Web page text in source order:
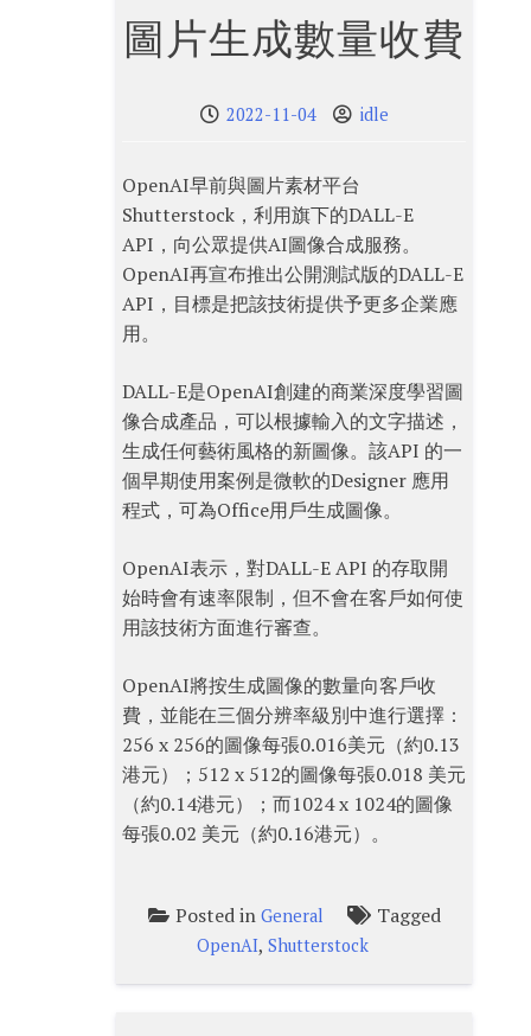
圖片生成數量收費
2022-11-04 idle
OpenAI早前與圖片素材平台
Shutterstock，利用旗下的DALL-E
API，向公眾提供AI圖像合成服務。
OpenAI再宣布推出公開測試版的DALL-E
API，目標是把該技術提供予更多企業應
用。
DALL-E是OpenAI創建的商業深度學習圖
像合成產品，可以根據輸入的文字描述，
生成任何藝術風格的新圖像。該API 的一
個早期使用案例是微軟的Designer 應用
程式，可為Office用戶生成圖像。
OpenAI表示，對DALL-E API 的存取開
始時會有速率限制，但不會在客戶如何使
用該技術方面進行審查。
OpenAI將按生成圖像的數量向客戶收
費，並能在三個分辨率級別中進行選擇：
256 x 256的圖像每張0.016美元（約0.13
港元）；512 x 512的圖像每張0.018 美元
（約0.14港元）；而1024 x 1024的圖像
每張0.02 美元（約0.16港元）。
Posted in General Tagged
OpenAI, Shutterstock